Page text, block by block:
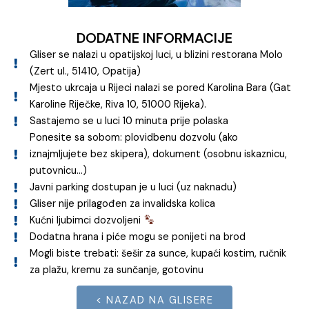
DODATNE INFORMACIJE
Gliser se nalazi u opatijskoj luci, u blizini restorana Molo
(Zert ul., 51410, Opatija)
Mjesto ukrcaja u Rijeci nalazi se pored Karolina Bara (Gat
Karoline Riječke, Riva 10, 51000 Rijeka).
Sastajemo se u luci 10 minuta prije polaska
Ponesite sa sobom: plovidbenu dozvolu (ako
iznajmljujete bez skipera), dokument (osobnu iskaznicu,
putovnicu...)
Javni parking dostupan je u luci (uz naknadu)
Gliser nije prilagođen za invalidska kolica
Kućni ljubimci dozvoljeni
Dodatna hrana i piće mogu se ponijeti na brod
Mogli biste trebati: šešir za sunce, kupaći kostim, ručnik
za plažu, kremu za sunčanje, gotovinu
< NAZAD NA GLISERE